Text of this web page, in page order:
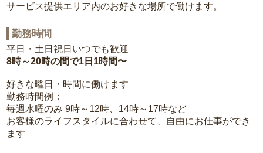
サービス提供エリア内のお好きな場所で働けます。
勤務時間
平日・土日祝日いつでも歓迎
8時～20時の間で1日1時間〜
好きな曜日・時間に働けます
勤務時間例：
毎週水曜のみ 9時～12時、14時～17時など
お客様のライフスタイルに合わせて、自由にお仕事ができ
ます